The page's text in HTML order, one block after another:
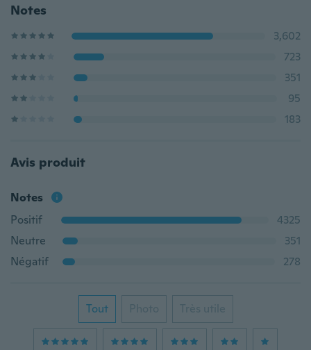
Notes
3,602
723
351
95
183
Avis produit
Notes
Positif
4325
Neutre
351
Négatif
278
Tout Photo Très utile